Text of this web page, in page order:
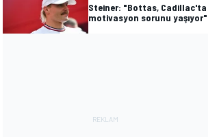
Steiner: "Bottas, Cadillac'ta
motivasyon sorunu yaşıyor"